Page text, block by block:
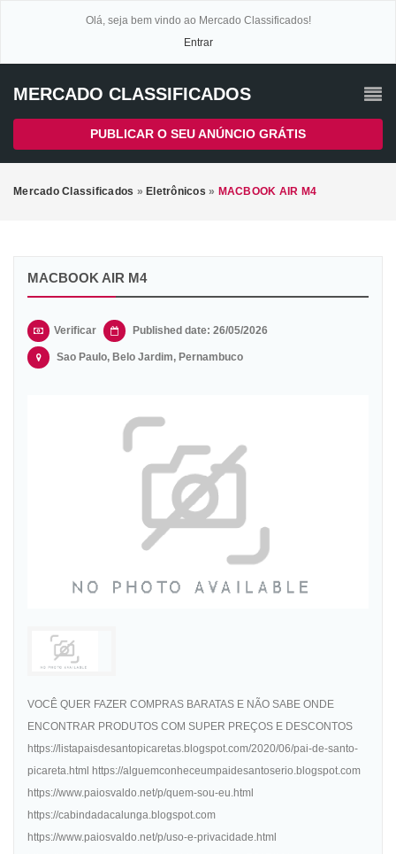
Olá, seja bem vindo ao Mercado Classificados!
Entrar
MERCADO CLASSIFICADOS
PUBLICAR O SEU ANÚNCIO GRÁTIS
Mercado Classificados » Eletrônicos » MACBOOK AIR M4
MACBOOK AIR M4
Verificar Published date: 26/05/2026
Sao Paulo, Belo Jardim, Pernambuco
VOCÊ QUER FAZER COMPRAS BARATAS E NÃO SABE ONDE
ENCONTRAR PRODUTOS COM SUPER PREÇOS E DESCONTOS
https://listapaisdesantopicaretas.blogspot.com/2020/06/pai-de-santo-
picareta.html https://alguemconheceumpaidesantoserio.blogspot.com
https://www.paiosvaldo.net/p/quem-sou-eu.html
https://cabindadacalunga.blogspot.com
https://www.paiosvaldo.net/p/uso-e-privacidade.html